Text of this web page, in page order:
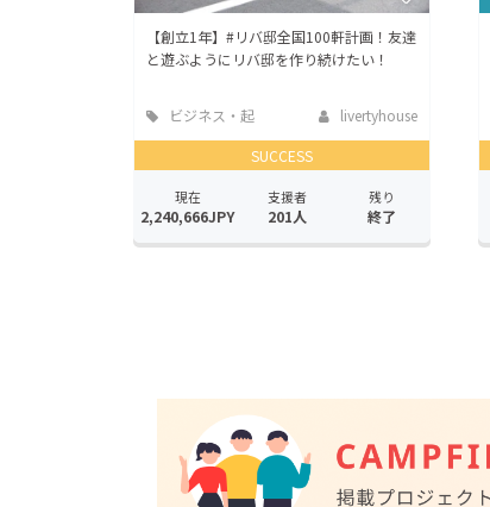
【創立1年】#リバ邸全国100軒計画！友達
と遊ぶようにリバ邸を作り続けたい！
ビジネス・起
業
livertyhouse
SUCCESS
現在
2,240,666JPY
支援者
201人
残り
終了